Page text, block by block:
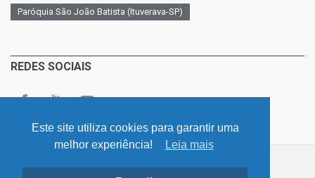
Este site utiliza cookies para garantir uma
melhor experiência!
Leia mais
Paróquia São João Batista (Ituverava-SP)
REDES SOCIAIS
v. 4.0 / Diocese - Franca - São Paulo